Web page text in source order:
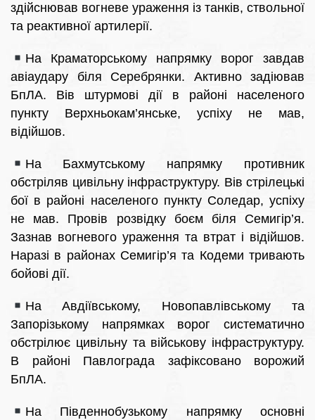
здійснював вогневе ураження із танків, ствольної
та реактивної артилерії.
На Краматорському напрямку ворог завдав
авіаудару біля Серебрянки. Активно задіював
БпЛА. Вів штурмові дії в районі населеного
пункту Верхньокам’янське, успіху не мав,
відійшов.
На Бахмутському напрямку противник
обстріляв цивільну інфраструктуру. Вів стрілецькі
бої в районі населеного пункту Соледар, успіху
не мав. Провів розвідку боєм біля Семигір’я.
Зазнав вогневого ураження та втрат і відійшов.
Наразі в районах Семигір’я та Кодеми тривають
бойові дії.
На Авдіївському, Новопавлівському та
Запорізькому напрямках ворог систематично
обстрілює цивільну та військову інфраструктуру.
В районі Павлограда зафіксовано ворожий
БпЛА.
На Південнобузькому напрямку основні